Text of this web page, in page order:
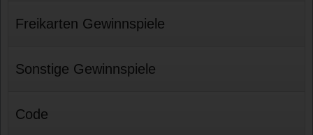
Freikarten Gewinnspiele
Sonstige Gewinnspiele
Code